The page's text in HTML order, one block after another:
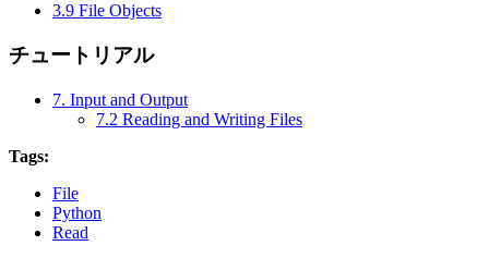
3.9 File Objects
チュートリアル
7. Input and Output
7.2 Reading and Writing Files
Tags:
File
Python
Read